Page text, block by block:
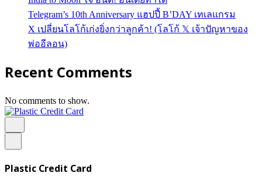
Telegram’s 10th Anniversary แฮปปี้ B’DAY เทเลแกรม
X เปลี่ยนโลโก้เก่งยิ่งกว่าลูกค้า! (โลโก้ 𝕏 เจ้าปัญหาของ
พ่ออีลอน)
Recent Comments
No comments to show.
Plastic Credit Card